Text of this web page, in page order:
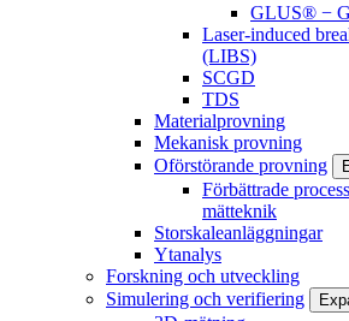
GLUS® −
Laser-induced
(LIBS)
SCGD
TDS
Materialprovning
Mekanisk provning
Oförstörande provning
Förbättrade
mätteknik
Storskaleanläggningar
Ytanalys
Forskning och utveckling
Simulering och verifiering